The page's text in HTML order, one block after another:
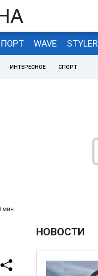
WAVE STYLER
ИНТЕРЕСНОЕ СПОРТ
мин
НОВОСТИ